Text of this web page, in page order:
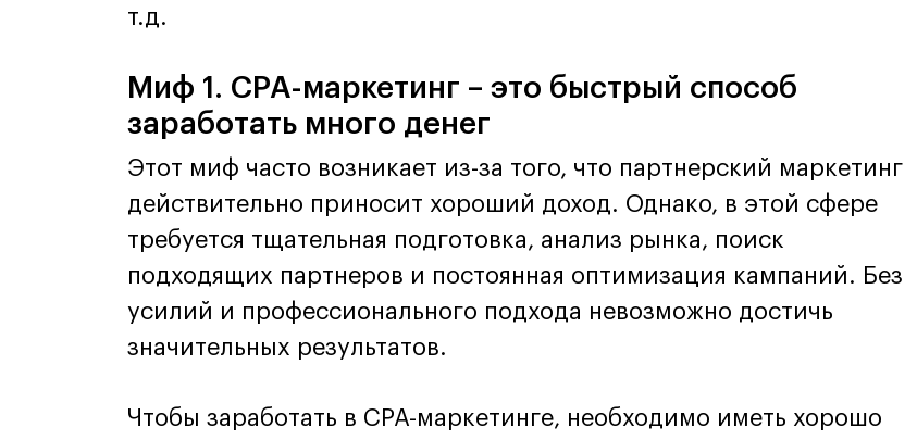
т.д.
Миф 1. CPA-маркетинг – это быстрый способ
заработать много денег
Этот миф часто возникает из-за того, что партнерский маркетинг
действительно приносит хороший доход. Однако, в этой сфере
требуется тщательная подготовка, анализ рынка, поиск
подходящих партнеров и постоянная оптимизация кампаний. Без
усилий и профессионального подхода невозможно достичь
значительных результатов.
Чтобы заработать в CPA-маркетинге, необходимо иметь хорошо